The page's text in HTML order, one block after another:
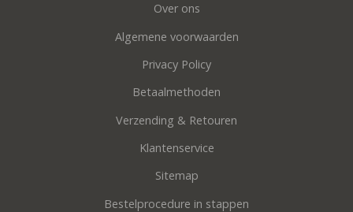
Over ons
Algemene voorwaarden
Privacy Policy
Betaalmethoden
Verzending & Retouren
Klantenservice
Sitemap
Bestelprocedure in stappen